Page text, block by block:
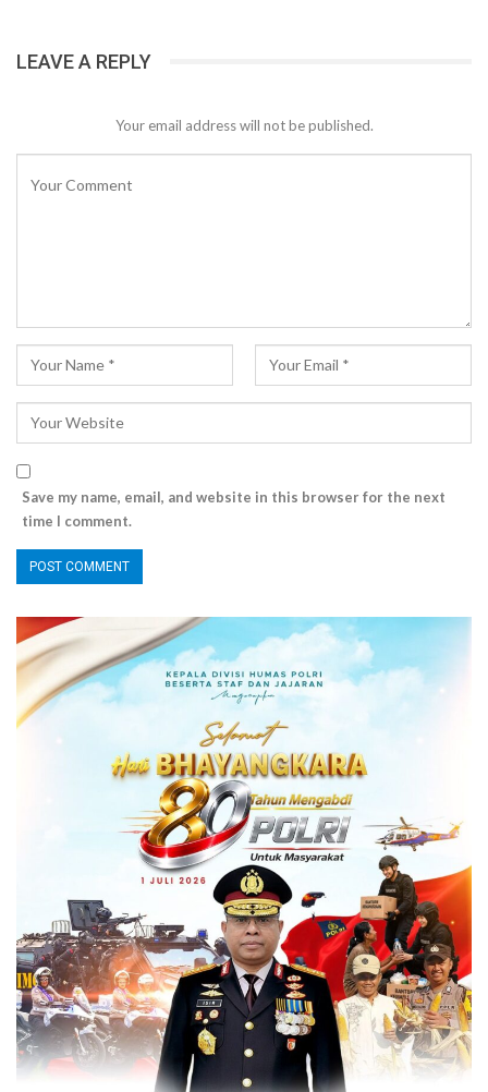
LEAVE A REPLY
Your email address will not be published.
Save my name, email, and website in this browser for the next
time I comment.